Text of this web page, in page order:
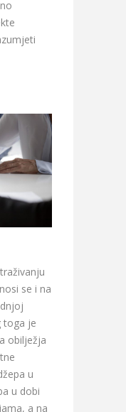
se i na
toga je
obilježja
u
u dobi
a na